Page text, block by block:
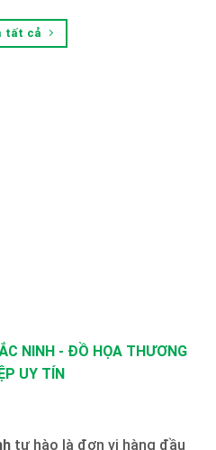
tất cả
NINH - ĐỒ HỌA THƯƠNG
UY TÍN
tự hào là đơn vị hàng đầu